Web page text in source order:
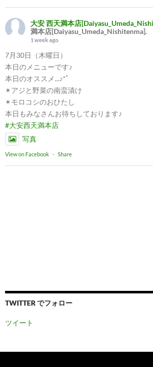
大安 西天満本店
満本店[Daiyasu_Umeda_Nishitenma].
1 week ago
7月30日（木曜日）
本日のメニューです♪
本日のオススメ...♪*ﾟ
✴︎アジと野菜の南蛮漬け
✴︎モロコシのおひたし
本日もみなさんお待ちしております♪
#大安西天満本店
写真
View on Facebook · Share
TWITTER でフォロー
ツイート